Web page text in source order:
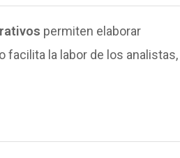
permiten elaborar
la labor de los analistas,